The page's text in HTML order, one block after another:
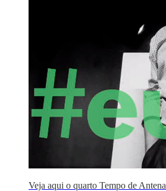
Veja aqui o quarto Tempo de Antena